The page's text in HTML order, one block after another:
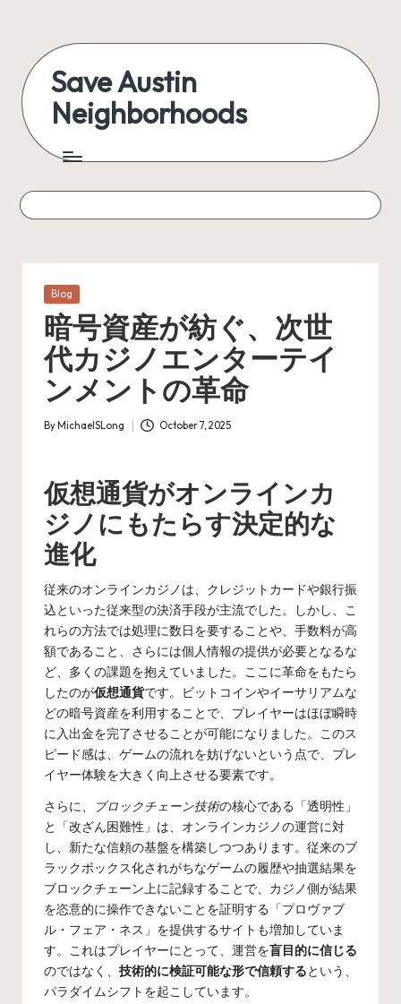
content
Save Austin
Neighborhoods
Austin
everything
Posted
Blog
暗号資産が紡ぐ、次世
代カジノエンターテイ
ンメントの革命
Posted
By MichaelSLong October 7, 2025
仮想通貨がオンラインカ
ジノにもたらす決定的な
進化
従来のオンラインカジノは、クレジットカードや銀行振
込といった従来型の決済手段が主流でした。しかし、こ
れらの方法では処理に数日を要することや、手数料が高
額であること、さらには個人情報の提供が必要となるな
ど、多くの課題を抱えていました。ここに革命をもたら
したのが仮想通貨です。ビットコインやイーサリアムな
どの暗号資産を利用することで、プレイヤーはほぼ瞬時
に入出金を完了させることが可能になりました。このス
ピード感は、ゲームの流れを妨げないという点で、プレ
イヤー体験を大きく向上させる要素です。
さらに、
ブロックチェーン技術の核心である「透明性」
と「改ざん困難性」は、オンラインカジノの運営に対
し、新たな信頼の基盤を構築しつつあります。従来のブ
ラックボックス化されがちなゲームの履歴や抽選結果を
ブロックチェーン上に記録することで、カジノ側が結果
を恣意的に操作できないことを証明する「プロヴァブ
ル・フェア・ネス」を提供するサイトも増加していま
す。これはプレイヤーにとって、運営を盲目的に信じる
のではなく、 技術的に検証可能な形で信頼するという、
パラダイムシフトを起こしています。